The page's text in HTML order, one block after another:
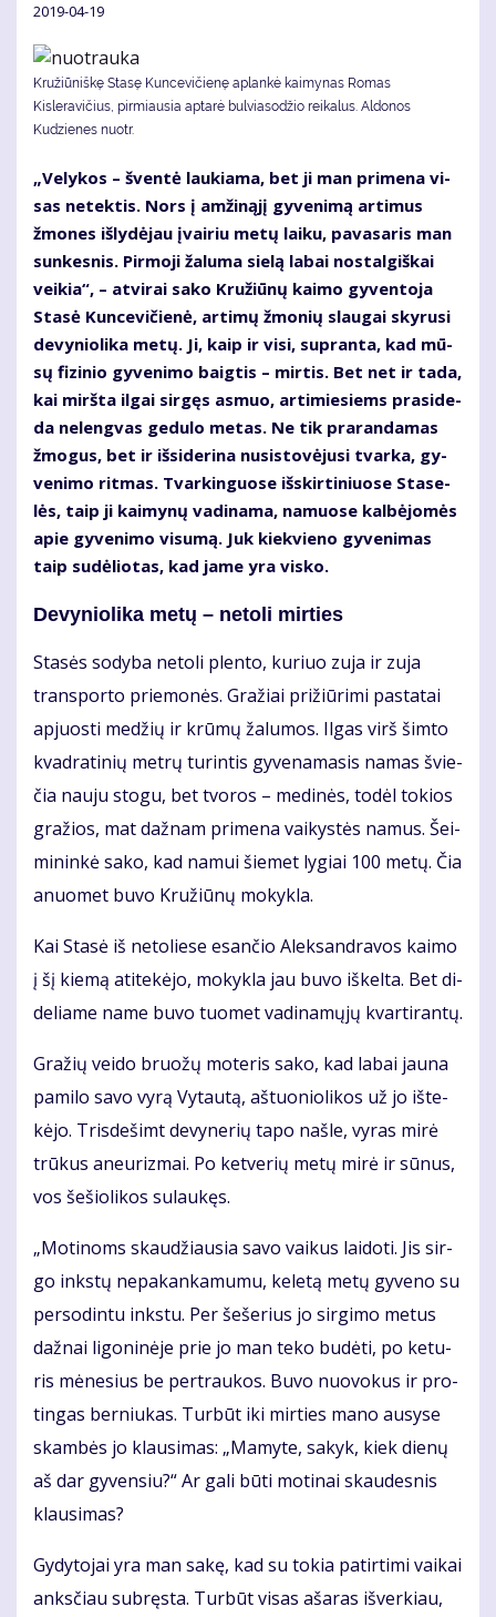
2019-04-19
Kružiūniškę Stasę Kuncevičienę aplankė kaimynas Romas
Kisleravičius, pirmiausia aptarė bulviasodžio reikalus. Aldonos
Kudzienes nuotr.
„Ve­ly­kos – šven­tė lau­kia­ma, bet ji man pri­me­na vi­
sas ne­tek­tis. Nors į am­ži­ną­jį gy­ve­ni­mą ar­ti­mus
žmo­nes iš­ly­dė­jau įvai­riu me­tų lai­ku, pa­va­sa­ris man
sun­kes­nis. Pir­mo­ji ža­lu­ma sie­lą la­bai nos­tal­giš­kai
vei­kia“, – at­vi­rai sa­ko Kru­žiū­nų kai­mo gy­ven­to­ja
Sta­sė Kun­ce­vi­čie­nė, ar­ti­mų žmo­nių slau­gai sky­ru­si
de­vy­nio­li­ka me­tų. Ji, kaip ir vi­si, su­pran­ta, kad mū­
sų fi­zi­nio gy­ve­ni­mo baig­tis – mir­tis. Bet net ir ta­da,
kai mirš­ta il­gai sir­gęs as­muo, ar­ti­mie­siems pra­si­de­
da ne­leng­vas ge­du­lo me­tas. Ne tik pra­ran­da­mas
žmo­gus, bet ir iš­si­de­ri­na nu­si­sto­vė­ju­si tvar­ka, gy­
ve­ni­mo rit­mas. Tvar­kin­guo­se iš­skir­ti­niuo­se Sta­se­
lės, taip ji kai­my­nų va­di­na­ma, na­muo­se kal­bė­jo­mės
apie gy­ve­ni­mo vi­su­mą. Juk kiek­vie­no gy­ve­ni­mas
taip su­dė­lio­tas, kad ja­me yra vis­ko.
De­vy­nio­li­ka me­tų – ne­to­li mir­ties
Sta­sės so­dy­ba ne­to­li plen­to, ku­riuo zu­ja ir zu­ja
trans­por­to prie­mo­nės. Gra­žiai pri­žiū­ri­mi pa­sta­tai
ap­juos­ti me­džių ir krū­mų ža­lu­mos. Il­gas virš šim­to
kvad­ra­ti­nių met­rų tu­rin­tis gy­ve­na­ma­sis na­mas švie­
čia nau­ju sto­gu, bet tvo­ros – me­di­nės, to­dėl to­kios
gra­žios, mat daž­nam pri­me­na vai­kys­tės na­mus. Šei­
mi­nin­kė sa­ko, kad na­mui šie­met ly­giai 100 me­tų. Čia
anuo­met bu­vo Kru­žiū­nų mo­kyk­la.
Kai Sta­sė iš ne­to­lie­se esan­čio Alek­san­dra­vos kai­mo
į šį kie­mą ati­te­kė­jo, mo­kyk­la jau bu­vo iš­kel­ta. Bet di­
de­lia­me na­me bu­vo tuo­met va­di­na­mų­jų kvar­ti­ran­tų.
Gra­žių vei­do bruo­žų mo­te­ris sa­ko, kad la­bai jau­na
pa­mi­lo sa­vo vy­rą Vy­tau­tą, aš­tuo­nio­li­kos už jo iš­te­
kė­jo. Tris­de­šimt de­vy­ne­rių ta­po naš­le, vy­ras mi­rė
trū­kus aneu­riz­mai. Po ket­ve­rių me­tų mi­rė ir sū­nus,
vos še­šio­li­kos su­lau­kęs.
„Mo­ti­noms skau­džiau­sia sa­vo vai­kus lai­do­ti. Jis sir­
go inks­tų ne­pa­kan­ka­mu­mu, ke­le­tą me­tų gy­ve­no su
per­so­din­tu inks­tu. Per še­še­rius jo sir­gi­mo me­tus
daž­nai li­go­ni­nė­je prie jo man te­ko bu­dė­ti, po ke­tu­
ris mė­ne­sius be per­trau­kos. Bu­vo nuo­vo­kus ir pro­
tin­gas ber­niu­kas. Tur­būt iki mir­ties ma­no au­sy­se
skam­bės jo klau­si­mas: „Ma­my­te, sa­kyk, kiek die­nų
aš dar gy­ven­siu?“ Ar ga­li bū­ti mo­ti­nai skau­des­nis
klau­si­mas?
Gy­dy­to­jai yra man sa­kę, kad su to­kia pa­tir­ti­mi vai­kai
anks­čiau su­bręs­ta. Tur­būt vi­sas aša­ras iš­ver­kiau,